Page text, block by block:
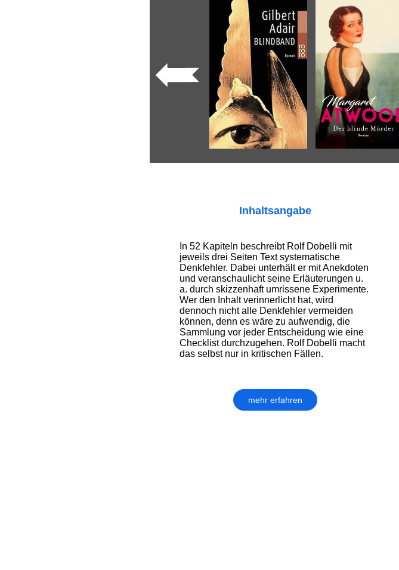
Inhaltsangabe
In 52 Kapiteln beschreibt Rolf Dobelli mit
jeweils drei Seiten Text systematische
Denkfehler. Dabei unterhält er mit Anekdoten
und veranschaulicht seine Erläuterungen u.
a. durch skizzenhaft umrissene Experimente.
Wer den Inhalt verinnerlicht hat, wird
dennoch nicht alle Denkfehler vermeiden
können, denn es wäre zu aufwendig, die
Sammlung vor jeder Entscheidung wie eine
Checklist durchzugehen. Rolf Dobelli macht
das selbst nur in kritischen Fällen.
mehr erfahren